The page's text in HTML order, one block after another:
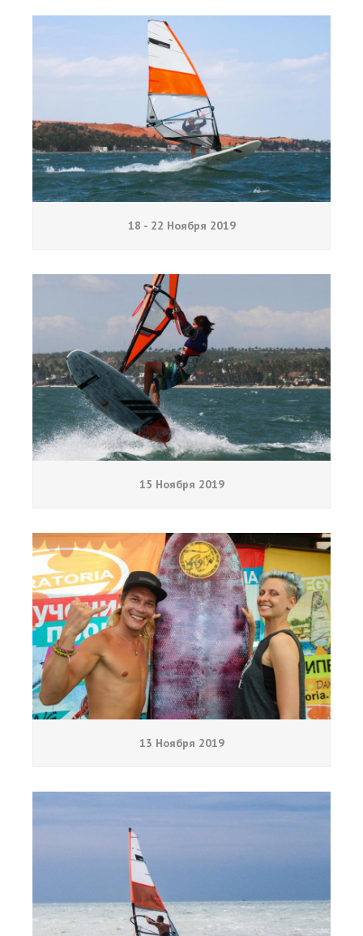
18 - 22 Ноября 2019
15 Ноября 2019
13 Ноября 2019